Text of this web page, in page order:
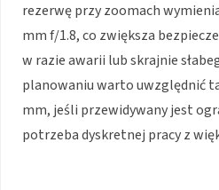
rezerwę przy zoomach
mm f/1.8, co zwiększa
w razie awarii lub skrajnie
planowaniu warto uwzględnić
mm, jeśli przewidywany jest
potrzeba dyskretnej pracy z